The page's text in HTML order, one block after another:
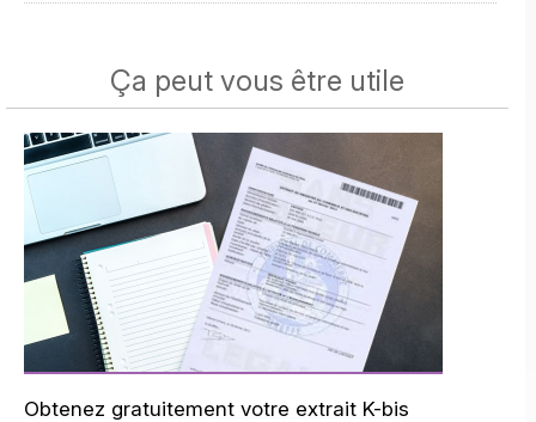
Ça peut vous être utile
Obtenez gratuitement votre extrait K-bis